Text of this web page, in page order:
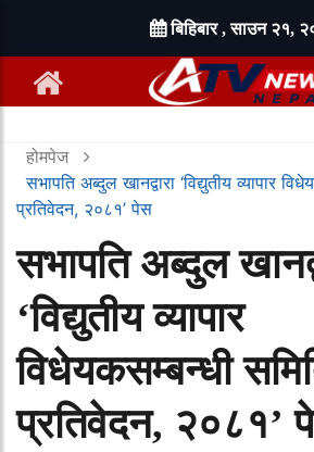
बिहिबार , साउन २१,
होमपेज
सभापति अब्दुल खानद्वारा ‘विद्युतीय व्यापार
प्रतिवेदन, २०८१’ पेस
सभापति अब्दुल
‘विद्युतीय व्यापार
विधेयकसम्बन्धी
प्रतिवेदन, २०८१’